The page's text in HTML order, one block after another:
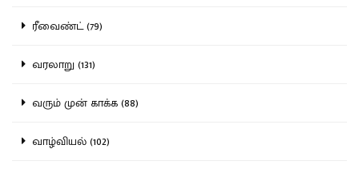
ரீவைண்ட் (79)
வரலாறு (131)
வரும் முன் காக்க (88)
வாழ்வியல் (102)